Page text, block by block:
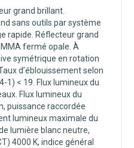
grand brillant.
sans outils par système
rapide. Réflecteur grand
fermé opale. À
symétrique en rotation
d’éblouissement selon
1) < 19. Flux lumineux du
Flux lumineux du
puissance raccordée
lumineux maximale du
lumière blanc neutre,
4000 K, indice général